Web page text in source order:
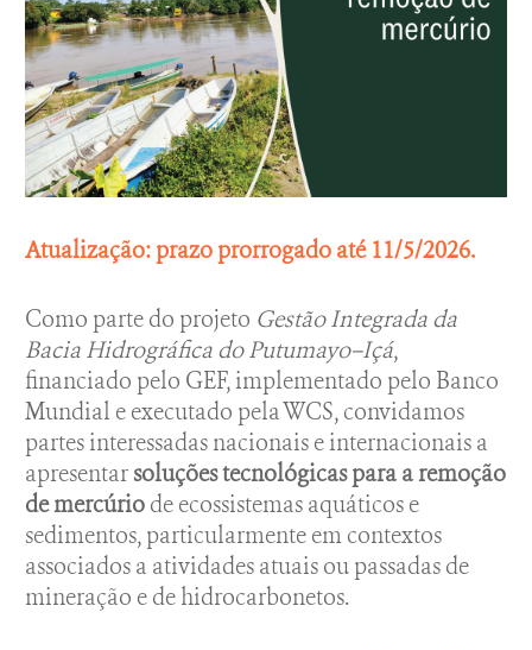
Atualização: prazo prorrogado até 11/5/2026.
Como parte do projeto Gestão Integrada da
Bacia Hidrográfica do Putumayo–Içá,
financiado pelo GEF, implementado pelo Banco
Mundial e executado pela WCS, convidamos
partes interessadas nacionais e internacionais a
apresentar soluções tecnológicas para a remoção
de mercúrio de ecossistemas aquáticos e
sedimentos, particularmente em contextos
associados a atividades atuais ou passadas de
mineração e de hidrocarbonetos.